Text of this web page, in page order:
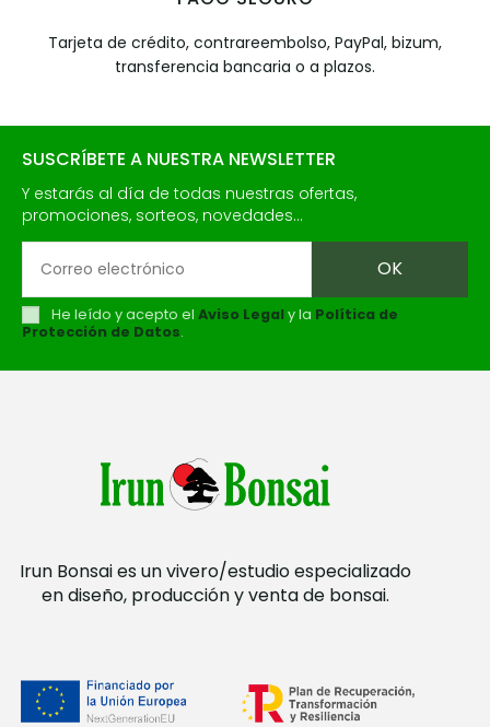
Tarjeta de crédito, contrareembolso, PayPal, bizum,
transferencia bancaria o a plazos.
SUSCRÍBETE A NUESTRA NEWSLETTER
Y estarás al día de todas nuestras ofertas,
promociones, sorteos, novedades...
He leído y acepto el Aviso Legaly la Política de
Protección de Datos.
Irun Bonsai es un vivero/estudio especializado
en diseño, producción y venta de bonsai.